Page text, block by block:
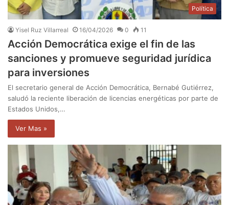
Política
Yisel Ruz Villarreal 16/04/2026 0 11
Acción Democrática exige el fin de las
sanciones y promueve seguridad jurídica
para inversiones
El secretario general de Acción Democrática, Bernabé Gutiérrez,
saludó la reciente liberación de licencias energéticas por parte de
Estados Unidos,…
Ver Mas »